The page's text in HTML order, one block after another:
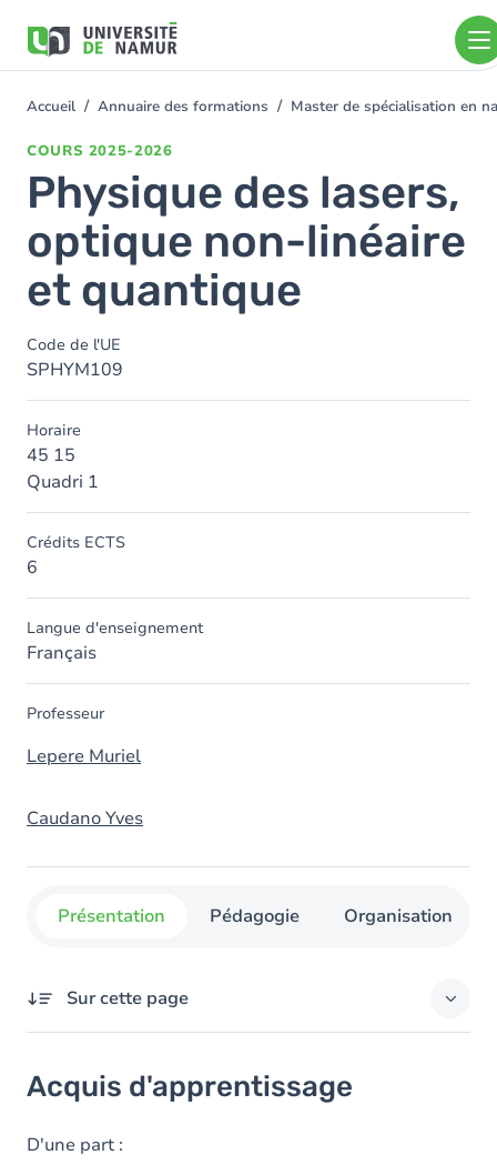
contenu
You
Accueil Annuaire des formations Master de spécialisation en
COURS 2025-2026
Physique des lasers,
optique non-linéaire
et quantique
Code de l'UE
SPHYM109
Horaire
45 15
Quadri 1
Crédits ECTS
6
Langue d'enseignement
Français
Professeur
Lepere Muriel
Caudano Yves
Présentation Pédagogie Organisation
Sur cette page
Objectifs
Contenu
Acquis d'apprentissage
D'une part :